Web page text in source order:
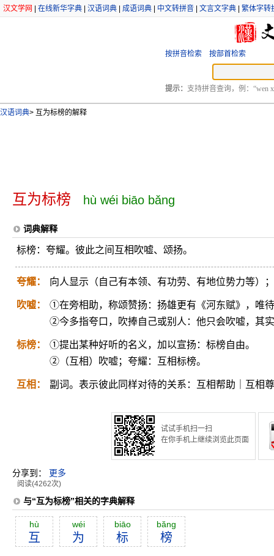
汉文学网 在线新华字典 汉语词典 成语词典 中文转拼音 文言文字典 繁体字转
按拼音检索 按部首检索
提示： 支持拼音查询，例：“wen
汉语词典> 互为标榜的解释
互为标榜 hù wéi biāo bǎng
词典解释
标榜：夸耀。彼此之间互相吹嘘、颂扬。
夸耀： 向人显示（自己有本领、有功劳、有地位势力等）
吹嘘：
①在旁相助，称颂赞扬：扬雄更有《河东赋》，唯
②今多指夸口，吹捧自己或别人：他只会吹嘘，其
标榜：
①提出某种好听的名义，加以宣扬：标榜自由。
②（互相）吹嘘；夸耀：互相标榜。
互相： 副词。表示彼此同样对待的关系：互相帮助｜互相
试试手机扫一扫
在你手机上继续浏览此页面
分享到： 更多
阅读(4262次)
与“互为标榜”相关的字典解释
hù
互
wéi
为
biāo
标
băng
榜